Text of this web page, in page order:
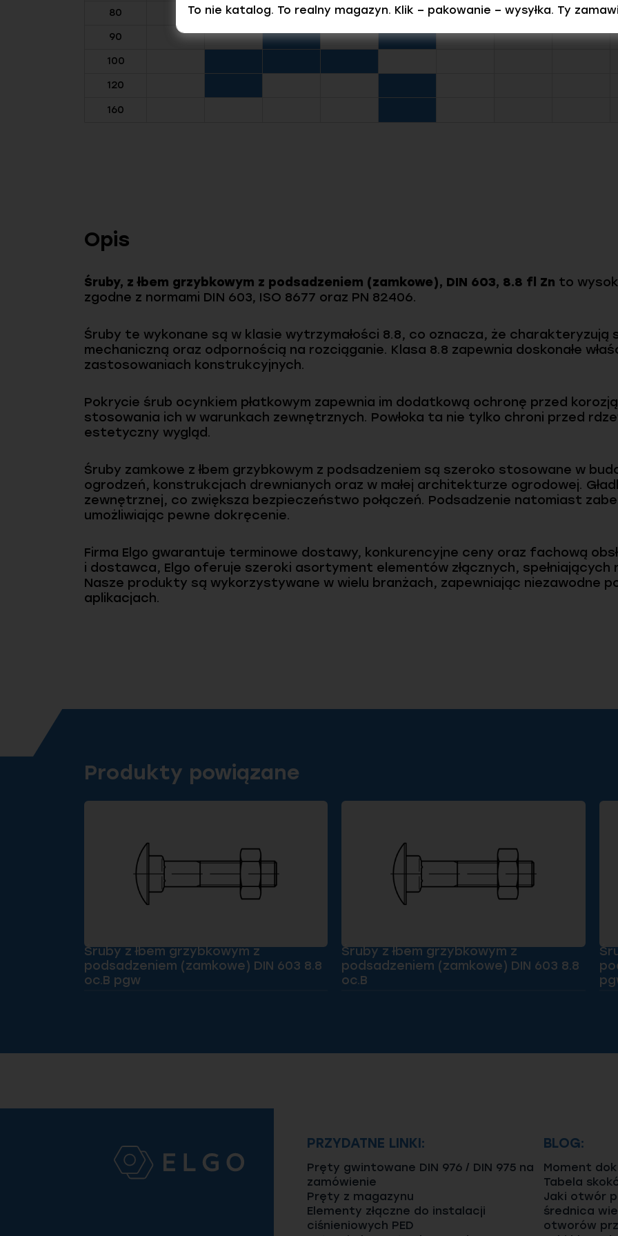
80
90
100
120
160
Opis
Śruby, z łbem grzybkowym z podsadzeniem (zamkowe), DIN 603, 8.8 fl Zn to
zgodne z normami DIN 603, ISO 8677 oraz PN 82406.
Śruby te wykonane są w klasie wytrzymałości 8.8, co oznacza, że charakteryzują
mechaniczną oraz odpornością na rozciąganie. Klasa 8.8 zapewnia doskonałe
zastosowaniach konstrukcyjnych.
Pokrycie śrub ocynkiem płatkowym zapewnia im dodatkową ochronę przed
stosowania ich w warunkach zewnętrznych. Powłoka ta nie tylko chroni przed
estetyczny wygląd.
Śruby zamkowe z łbem grzybkowym z podsadzeniem są szeroko stosowane w
ogrodzeń, konstrukcjach drewnianych oraz w małej architekturze ogrodowej.
zewnętrznej, co zwiększa bezpieczeństwo połączeń. Podsadzenie natomiast
umożliwiając pewne dokręcenie.
Firma Elgo gwarantuje terminowe dostawy, konkurencyjne ceny oraz fachową
i dostawca, Elgo oferuje szeroki asortyment elementów złącznych,
Nasze produkty są wykorzystywane w wielu branżach, zapewniając niezawodne
aplikacjach.
Produkty powiązane
Śruby z łbem grzybkowym z
podsadzeniem (zamkowe) DIN 603 8.8
oc.B pgw
Śruby z łbem grzybkowym z
podsadzeniem (zamkowe) DIN 603 8.8
oc.B
PRZYDATNE LINKI:
Pręty gwintowane DIN 976 / DIN 975 na
zamówienie
Pręty z magazynu
Elementy złączne do instalacji
ciśnieniowych PED
BLOG:
Moment
Tabela
Jaki otwór
średnica
otworów
To nie katalog. To realny magazyn. Klik – pakowanie – wysyłka. Ty